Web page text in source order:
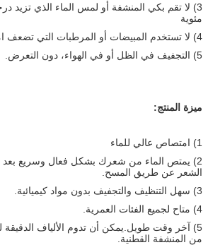
مئوية
4) لا تستخدم المبيضات أو المرطبات التي تضعف امتصاصها.
5) التجفيف في الظل أو في الهواء، دون التعرض.
ميزة المنتج:
1) امتصاص عالي للماء
2) يمتص الماء من شعرك بشكل فعال وسريع بعد
الشعر عن طريق المسح.
3) سهل التنظيف والتجفيف بدون مواد كيميائية.
4) متاح لجميع الفئات العمرية.
من المنشفة القطنية.